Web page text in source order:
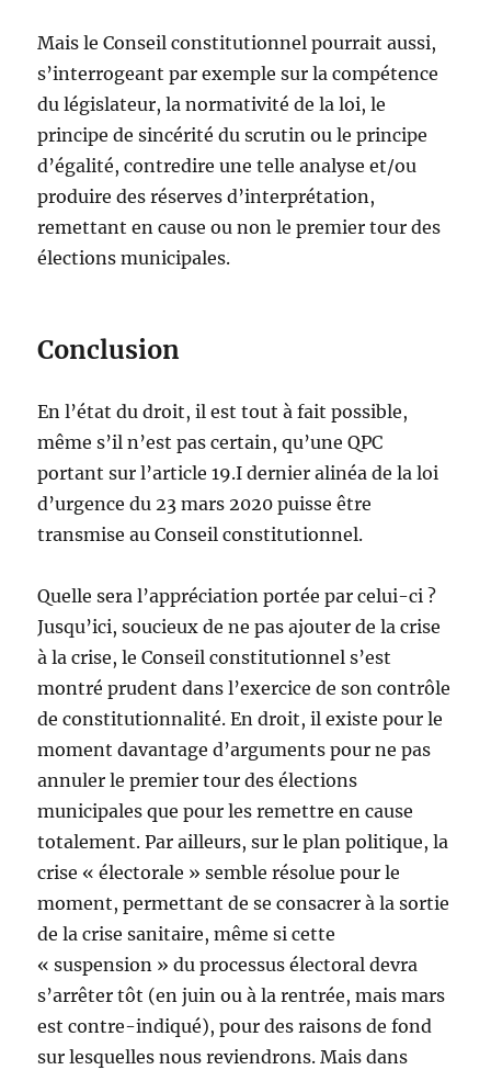
Mais le Conseil constitutionnel pourrait aussi,
s’interrogeant par exemple sur la compétence
du législateur, la normativité de la loi, le
principe de sincérité du scrutin ou le principe
d’égalité, contredire une telle analyse et/ou
produire des réserves d’interprétation,
remettant en cause ou non le premier tour des
élections municipales.
Conclusion
En l’état du droit, il est tout à fait possible,
même s’il n’est pas certain, qu’une QPC
portant sur l’article 19.I dernier alinéa de la loi
d’urgence du 23 mars 2020 puisse être
transmise au Conseil constitutionnel.
Quelle sera l’appréciation portée par celui-ci ?
Jusqu’ici, soucieux de ne pas ajouter de la crise
à la crise, le Conseil constitutionnel s’est
montré prudent dans l’exercice de son contrôle
de constitutionnalité. En droit, il existe pour le
moment davantage d’arguments pour ne pas
annuler le premier tour des élections
municipales que pour les remettre en cause
totalement. Par ailleurs, sur le plan politique, la
crise « électorale » semble résolue pour le
moment, permettant de se consacrer à la sortie
de la crise sanitaire, même si cette
« suspension » du processus électoral devra
s’arrêter tôt (en juin ou à la rentrée, mais mars
est contre-indiqué), pour des raisons de fond
sur lesquelles nous reviendrons. Mais dans